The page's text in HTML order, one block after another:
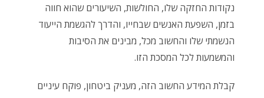
נקודות החזקה שלו, החולשות, השיעורים שהוא חווה
בזמן, השפעת האנשים שבחייו, והדרך להגשמת הייעוד
הנשמתי שלו והחשוב מכל, מבינים את הסיבות
והמשמעות לכל המסכת הזו.
קבלת המידע החשוב הזה, מעניק ביטחון, פוקח עיניים